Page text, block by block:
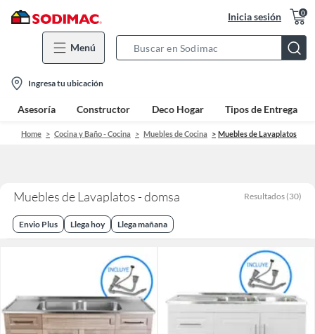
Inicia sesión 0
Menú
Bar
location-
icon
Ingresa tu ubicación
Asesoría Constructor Deco Hogar Tipos de Entrega
Home Cocina y Baño - Cocina Muebles de Cocina Muebles de Lavaplatos
Muebles de Lavaplatos - domsa Resultados (30)
Envio Plus Llega hoy Llega mañana